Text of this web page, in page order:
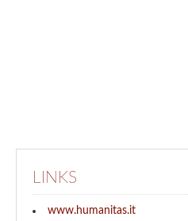
LINKS
www.humanitas.it